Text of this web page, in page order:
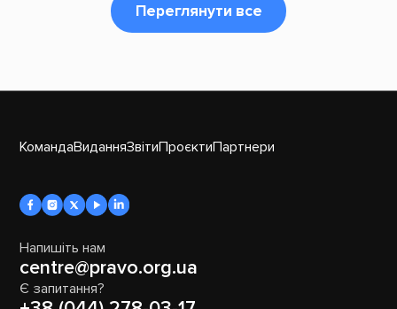
Переглянути все
КомандаВиданняЗвітиПроєктиПартнери
Напишіть нам
centre@pravo.org.ua
Є запитання?